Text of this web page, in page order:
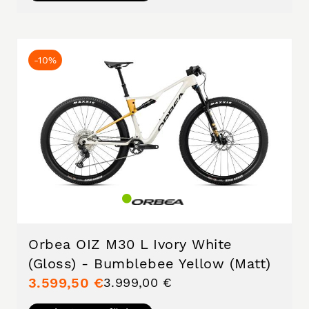
-10%
Orbea OIZ M30 L Ivory White
(Gloss) - Bumblebee Yellow (Matt)
3.599,50 €3.999,00 €